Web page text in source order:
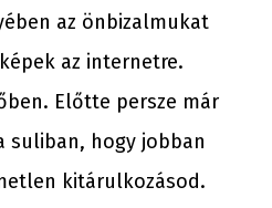
az önbizalmukat
az internetre.
Előtte persze már
suliban, hogy jobban
kitárulkozásod.